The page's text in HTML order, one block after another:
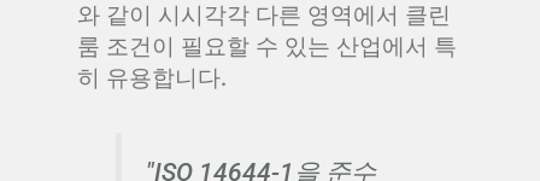
와 같이 시시각각 다른 영역에서 클린
룸 조건이 필요할 수 있는 산업에서 특
히 유용합니다.
"ISO 14644-1을 준수